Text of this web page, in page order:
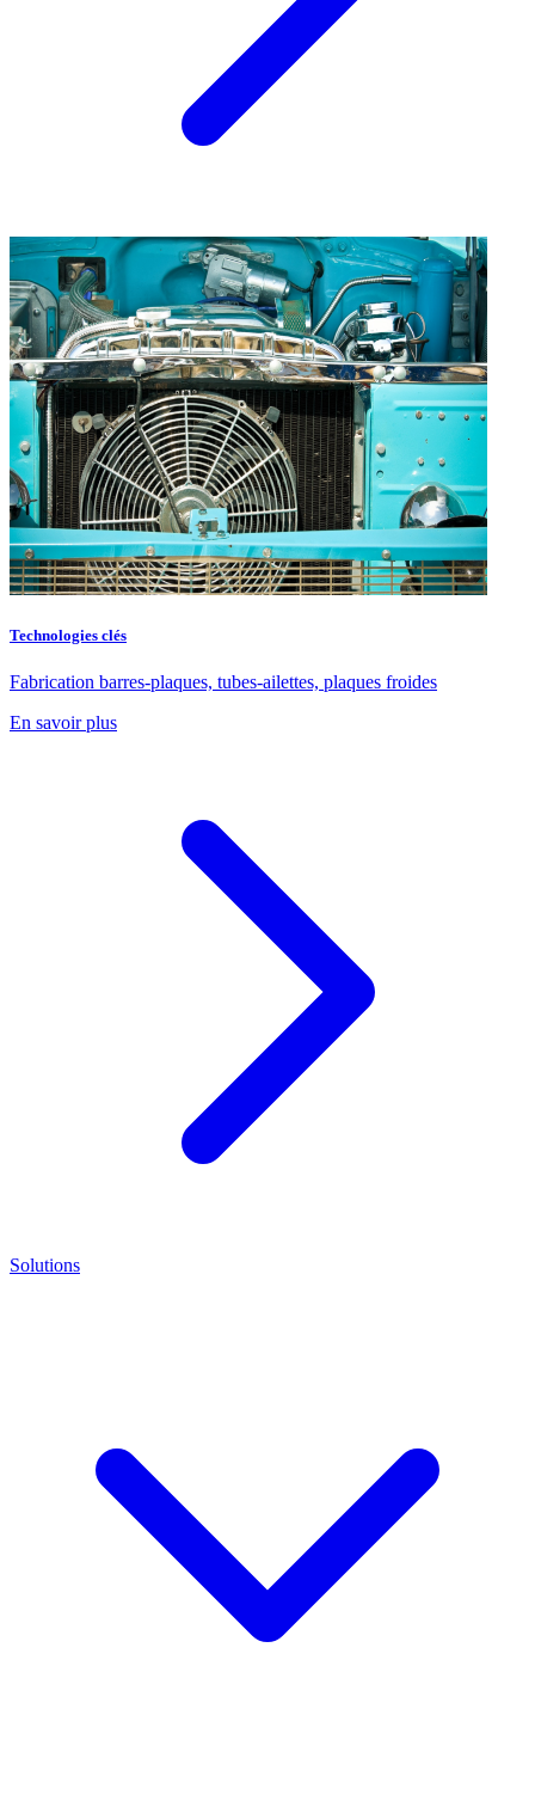
Technologies clés
Fabrication barres-plaques, tubes-ailettes, plaques froides
En savoir plus
Solutions